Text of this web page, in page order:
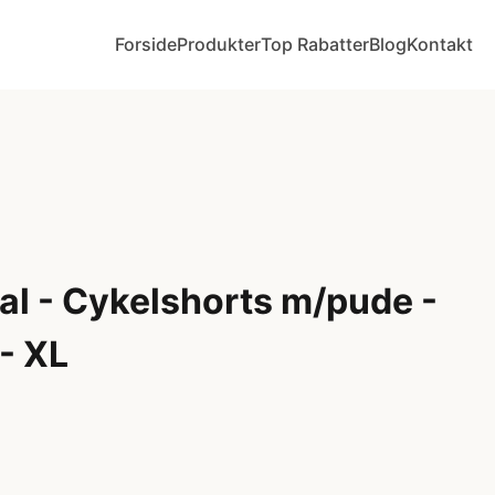
ForsideProdukterTop RabatterBlogKontakt
- Cykelshorts m/pude -
XL